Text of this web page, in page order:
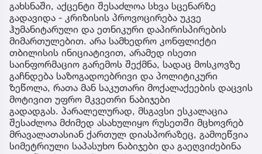
გახსნაში, აქცენტი შესაძლოა სხვა სცენარზე
გადავიდა - კრიზისის პროვოცირება უკვე
ჰუმანიტარული და ეთნიკური დაპირისპირების
მიმართულებით. არა სამხედრო კონფლიქტი
თბილისის ინიციატივით, არამედ ისეთი
საინფორმაციო გარემოს შექმნა, სადაც მოსკოვზე
გაჩნდება საზოგადოებრივი და პოლიტიკური
ზეწოლა, რათა მან საკუთარი მოქალაქეების დაცვის
მოტივით უფრო მკვეთრი ნაბიჯები
გადადგას. პარალელურად, მსგავსი ესკალაცია
შესაძლოა მძიმედ ასახულიყო რუსეთში მცხოვრებ
მრავალათასიან ქართულ დიასპორაზეც, გამოეწვია
სიმეტრიული საპასუხო ნაბიჯები და გაეღვიძებინა